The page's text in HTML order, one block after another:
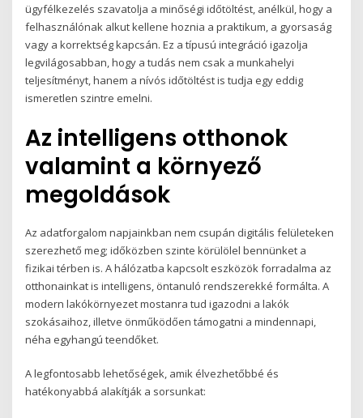
ügyfélkezelés szavatolja a minőségi időtöltést, anélkül, hogy a
felhasználónak alkut kellene hoznia a praktikum, a gyorsaság
vagy a korrektség kapcsán. Ez a típusú integráció igazolja
legvilágosabban, hogy a tudás nem csak a munkahelyi
teljesítményt, hanem a nívós időtöltést is tudja egy eddig
ismeretlen szintre emelni.
Az intelligens otthonok
valamint a környező
megoldások
Az adatforgalom napjainkban nem csupán digitális felületeken
szerezhető meg; időközben szinte körülölel bennünket a
fizikai térben is. A hálózatba kapcsolt eszközök forradalma az
otthonainkat is intelligens, öntanuló rendszerekké formálta. A
modern lakókörnyezet mostanra tud igazodni a lakók
szokásaihoz, illetve önműködően támogatni a mindennapi,
néha egyhangú teendőket.
A legfontosabb lehetőségek, amik élvezhetőbbé és
hatékonyabbá alakítják a sorsunkat: